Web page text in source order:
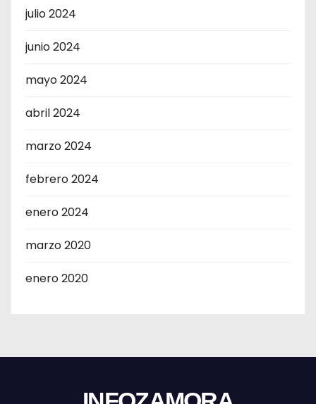
julio 2024
junio 2024
mayo 2024
abril 2024
marzo 2024
febrero 2024
enero 2024
marzo 2020
enero 2020